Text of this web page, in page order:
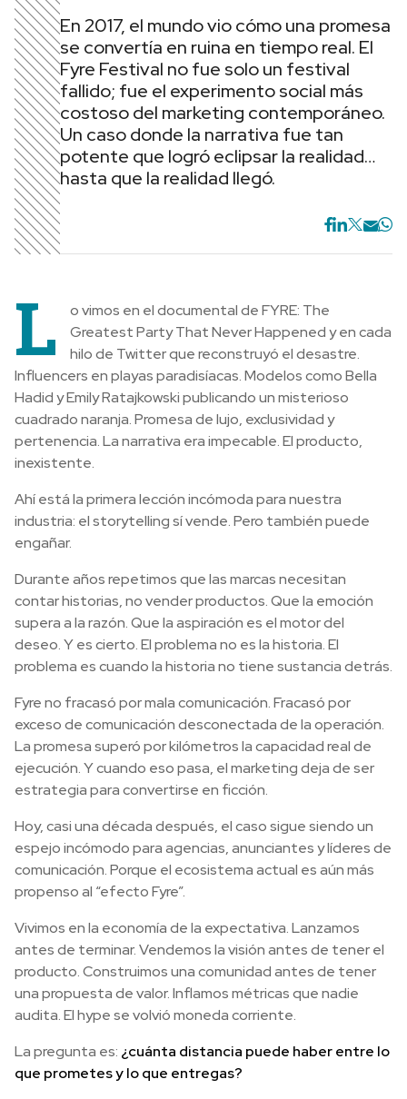
En 2017, el mundo vio cómo una promesa
se convertía en ruina en tiempo real. El
Fyre Festival no fue solo un festival
fallido; fue el experimento social más
costoso del marketing contemporáneo.
Un caso donde la narrativa fue tan
potente que logró eclipsar la realidad…
hasta que la realidad llegó.
L
o vimos en el documental de FYRE: The
Greatest Party That Never Happened y en cada
hilo de Twitter que reconstruyó el desastre.
Influencers en playas paradisíacas. Modelos como Bella
Hadid y Emily Ratajkowski publicando un misterioso
cuadrado naranja. Promesa de lujo, exclusividad y
pertenencia. La narrativa era impecable. El producto,
inexistente.
Ahí está la primera lección incómoda para nuestra
industria: el storytelling sí vende. Pero también puede
engañar.
Durante años repetimos que las marcas necesitan
contar historias, no vender productos. Que la emoción
supera a la razón. Que la aspiración es el motor del
deseo. Y es cierto. El problema no es la historia. El
problema es cuando la historia no tiene sustancia detrás.
Fyre no fracasó por mala comunicación. Fracasó por
exceso de comunicación desconectada de la operación.
La promesa superó por kilómetros la capacidad real de
ejecución. Y cuando eso pasa, el marketing deja de ser
estrategia para convertirse en ficción.
Hoy, casi una década después, el caso sigue siendo un
espejo incómodo para agencias, anunciantes y líderes de
comunicación. Porque el ecosistema actual es aún más
propenso al “efecto Fyre”.
Vivimos en la economía de la expectativa. Lanzamos
antes de terminar. Vendemos la visión antes de tener el
producto. Construimos una comunidad antes de tener
una propuesta de valor. Inflamos métricas que nadie
audita. El hype se volvió moneda corriente.
La pregunta es: ¿cuánta distancia puede haber entre lo
que prometes y lo que entregas?